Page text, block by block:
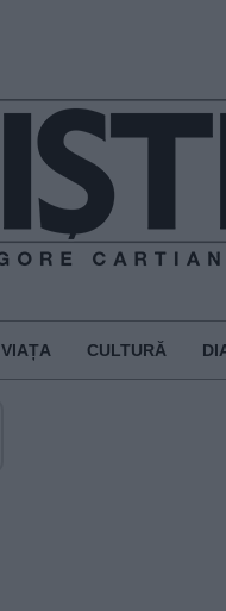
VIAȚA CULTURĂ